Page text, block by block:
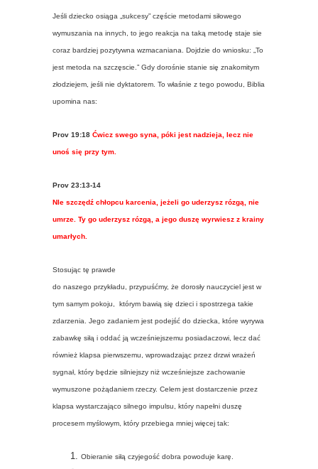
Jeśli dziecko osiąga „sukcesy” częście metodami siłowego
wymuszania na innych, to jego reakcja na taką metodę staje sie
coraz bardziej pozytywna wzmacaniana. Dojdzie do wniosku: „To
jest metoda na szczęscie.” Gdy dorośnie stanie się znakomitym
złodziejem, jeśli nie dyktatorem. To właśnie z tego powodu, Biblia
upomina nas:
Prov 19:18 Ćwicz swego syna, póki jest nadzieja, lecz nie
unoś się przy tym.
Prov 23:13-14
NIe szczędź chłopcu karcenia, jeżeli go uderzysz rózgą, nie
umrze. Ty go uderzysz rózgą, a jego duszę wyrwiesz z krainy
umarłych.
Stosując tę prawde
do naszego przykładu, przypuśćmy, że dorosły nauczyciel jest w
tym samym pokoju, którym bawią się dzieci i spostrzega takie
zdarzenia. Jego zadaniem jest podejść do dziecka, które wyrywa
zabawkę siłą i oddać ją wcześniejszemu posiadaczowi, lecz dać
również klapsa pierwszemu, wprowadzając przez drzwi wrażeń
sygnał, który będzie silniejszy niż wcześniejsze zachowanie
wymuszone pożądaniem rzeczy. Celem jest dostarczenie przez
klapsa wystarczająco silnego impulsu, który napełni duszę
procesem myślowym, który przebiega mniej więcej tak:
Obieranie siłą czyjegość dobra powoduje karę.